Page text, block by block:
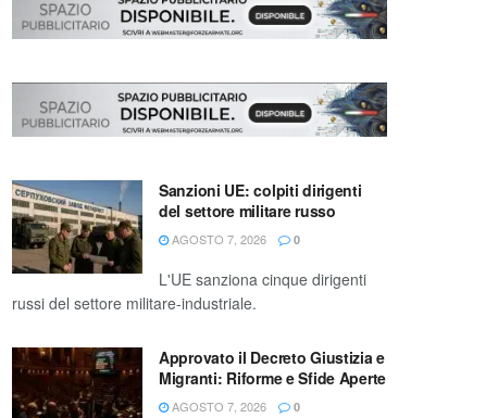
Sanzioni UE: colpiti dirigenti
del settore militare russo
AGOSTO 7, 2026 0
L'UE sanziona cinque dirigenti
russi del settore militare-industriale.
Approvato il Decreto Giustizia e
Migranti: Riforme e Sfide Aperte
AGOSTO 7, 2026 0